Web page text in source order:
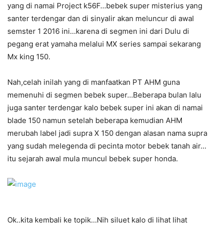
yang di namai Project k56F…bebek super misterius yang
santer terdengar dan di sinyalir akan meluncur di awal
semster 1 2016 ini…karena di segmen ini dari Dulu di
pegang erat yamaha melalui MX series sampai sekarang
Mx king 150.
Nah,celah inilah yang di manfaatkan PT AHM guna
memenuhi di segmen bebek super…Beberapa bulan lalu
juga santer terdengar kalo bebek super ini akan di namai
blade 150 namun setelah beberapa kemudian AHM
merubah label jadi supra X 150 dengan alasan nama supra
yang sudah melegenda di pecinta motor bebek tanah air…
itu sejarah awal mula muncul bebek super honda.
Ok..kita kembali ke topik…Nih siluet kalo di lihat lihat